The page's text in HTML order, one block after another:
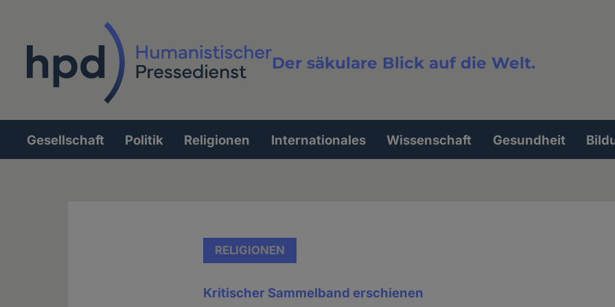
Der säkulare Blick auf die Welt.
Volltextsuche
Hauptnavigation
Gesellschaft Politik Religionen Internationales Wissenschaft Gesundheit
RELIGIONEN
Kritischer Sammelband erschienen